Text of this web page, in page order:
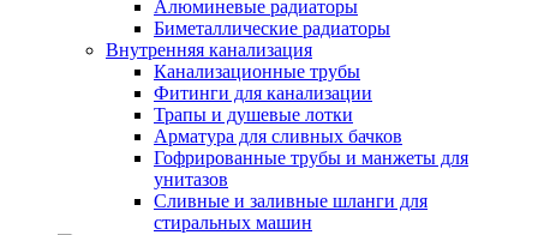
Алюминевые радиаторы
Биметаллические радиаторы
Внутренняя канализация
Канализационные трубы
Фитинги для канализации
Трапы и душевые лотки
Арматура для сливных бачков
Гофрированные трубы и манжеты для
унитазов
Сливные и заливные шланги для
стиральных машин